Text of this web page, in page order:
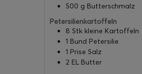
500 g Butterschmalz
Petersilienkartoffeln
8 Stk kleine Kartoffeln
1 Bund Petersilie
1 Prise Salz
2 EL Butter